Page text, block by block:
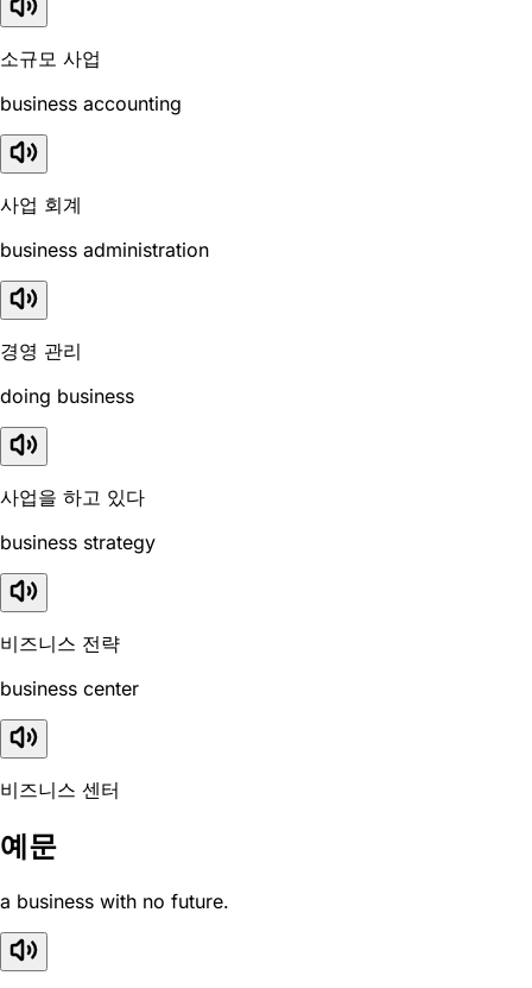
소규모 사업
business accounting
사업 회계
business administration
경영 관리
doing business
사업을 하고 있다
business strategy
비즈니스 전략
business center
비즈니스 센터
예문
a business with no future.